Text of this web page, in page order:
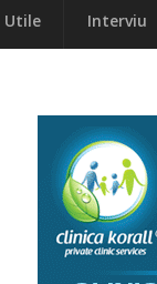
Utile Interviu